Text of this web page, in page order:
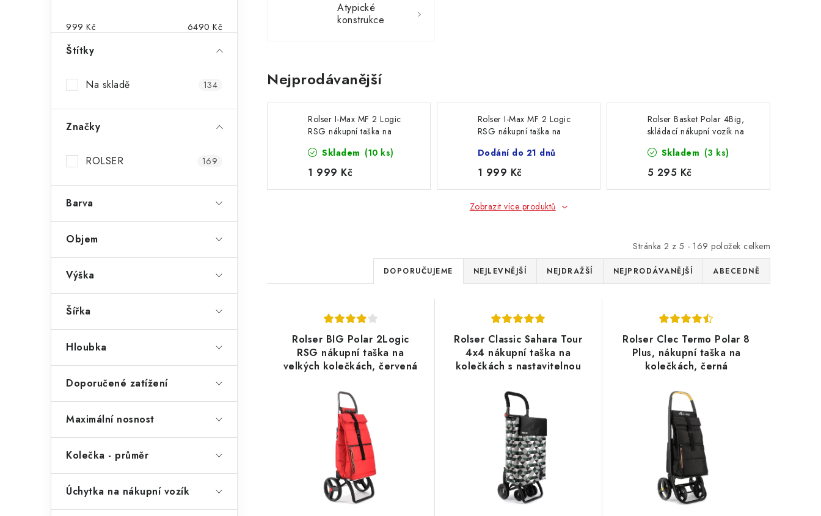
t
a
n
l
999 Kč 6490 Kč
Štítky
Na skladě 134
Značky
ROLSER 169
Barva
Objem
Výška
Šířka
Hloubka
Doporučené zatížení
Maximální nosnost
Kolečka - průměr
Úchytka na nákupní vozík
Atypické
konstrukce
Nejprodávanější
Rolser I-Max MF 2 Logic
RSG nákupní taška na
Skladem (10 ks)
1 999 Kč
Rolser I-Max MF 2 Logic
RSG nákupní taška na
Dodání do 21 dnů
1 999 Kč
Rolser Basket Polar 4Big,
skládací nákupní vozík na
Skladem (3 ks)
5 295 Kč
Zobrazit více produktů
Stránka 2 z 5 - 169 položek celkem
Ř
a
z
e
n
o
d
u
DOPORUČUJEME NEJLEVNĚJŠÍ NEJDRAŽŠÍ NEJPRODÁVANĚJŠÍ ABECEDNĚ
Rolser BIG Polar 2Logic
RSG nákupní taška na
velkých kolečkách, červená
Rolser Classic Sahara Tour
4x4 nákupní taška na
kolečkách s nastavitelnou
Rolser Clec Termo Polar 8
Plus, nákupní taška na
kolečkách, černá